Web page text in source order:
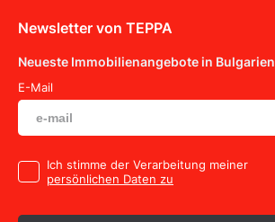
Newsletter von TEPPA
Neueste Immobilienangebote in Bulgarien
E-Mail
Ich stimme der Verarbeitung meiner
persönlichen Daten zu